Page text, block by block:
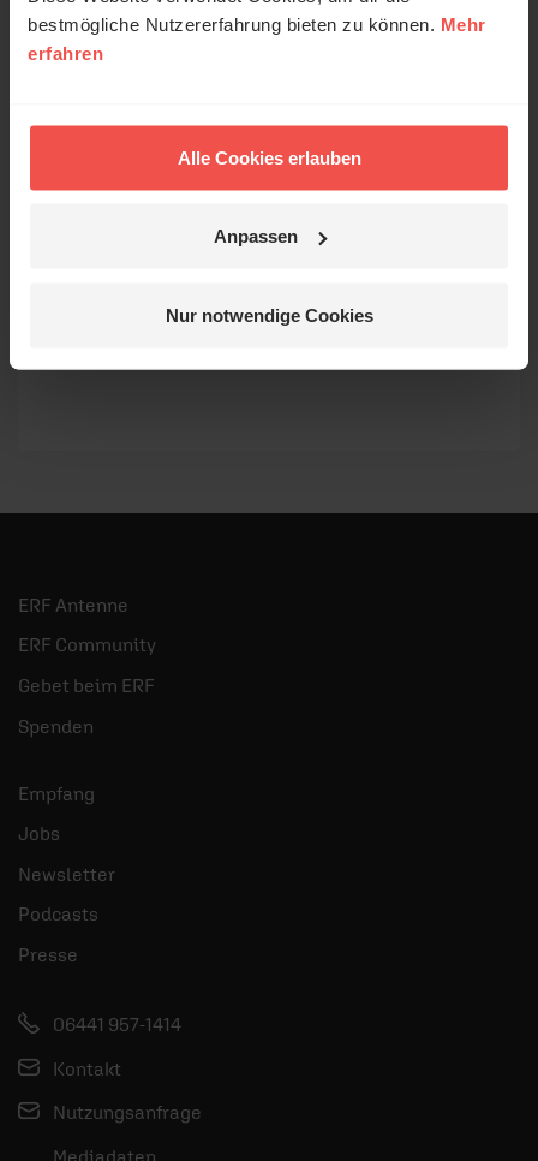
bestmögliche Nutzererfahrung bieten zu können. Mehr
erfahren
Alle Cookies erlauben
Anpassen
Nur notwendige Cookies
gespeichert werden, die Sie noch anschauen
möchten oder die Ihnen gefallen haben
auf externen Geräten nutzen
Mit der „Weiterleiten“-Funktion können Sie
Freunden und Bekannten teilen
ERF Antenne
ERF Community
Gebet beim ERF
Spenden
Empfang
Jobs
Newsletter
Podcasts
Presse
06441 957-1414
Kontakt
Nutzungsanfrage
Mediadaten